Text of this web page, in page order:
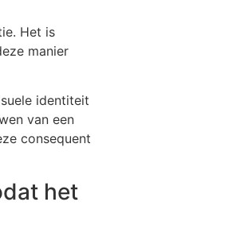
Het is
manier
identiteit
van een
consequent
het